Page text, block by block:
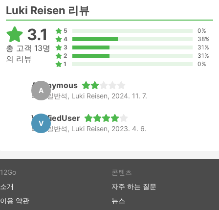
Luki Reisen 리뷰
A
Anonymous
버스 일반석, Luki Reisen, 2024. 11. 7.
V
VerifiedUser
버스 일반석, Luki Reisen, 2023. 4. 6.
3.1
총 고객 13명
의 리뷰
5
0%
4
38%
3
31%
2
31%
1
0%
12Go
소개
이용 약관
콘텐츠
자주 하는 질문
뉴스